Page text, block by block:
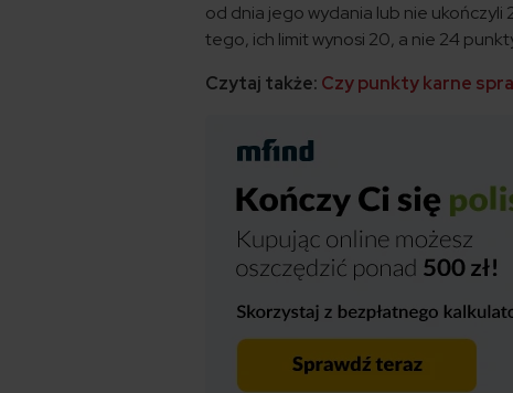
od dnia jego wydania lub nie ukończyli
tego, ich limit wynosi 20, a nie 24
Czytaj także: Czy punkty karne